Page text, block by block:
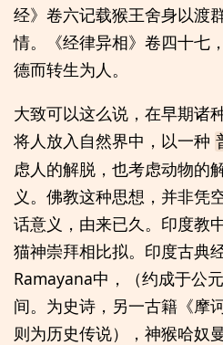
经》卷六记载猴王舍身以渡
情。《经律异相》卷四十七
德而转生为人。
大致可以这么说，在早期诸
将人放入自然界中，以一种
虑人的解脱，也考虑动物的
义。佛教这种思想，并非凭
话意义，由来已久。印度教
猫神崇拜相比拟。印度古典
Ramayana中，（约成于公
间。为史诗，另一古籍《摩
则为历史传说），神猴哈奴